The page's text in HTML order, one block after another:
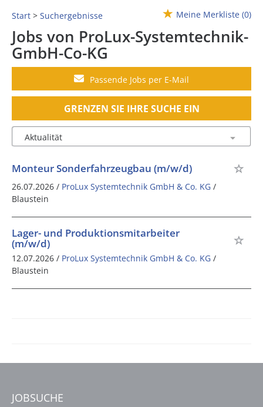
Start Suchergebnisse Meine Merkliste (0)
Jobs von ProLux-Systemtechnik-
GmbH-Co-KG
Passende Jobs per E-Mail
GRENZEN SIE IHRE SUCHE EIN
Monteur Sonderfahrzeugbau (m/w/d)
26.07.2026 / ProLux Systemtechnik GmbH & Co. KG /
Blaustein
Lager- und Produktionsmitarbeiter
(m/w/d)
12.07.2026 / ProLux Systemtechnik GmbH & Co. KG /
Blaustein
JOBSUCHE